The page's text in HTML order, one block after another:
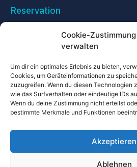
Cookie-Zustimmung
verwalten
Um dir ein optimales Erlebnis zu bieten,
Cookies, um Geräteinformationen zu
zuzugreifen. Wenn du diesen Technologien
wie das Surfverhalten oder eindeutige IDs
Wenn du deine Zustimmung nicht erteilst
bestimmte Merkmale und Funktionen
Akzeptieren
Ablehnen
Reservation
Unser Serviceteam steht Ihnen
zur Verfügung, um Ihre Fragen zu
+49 0511-9772020